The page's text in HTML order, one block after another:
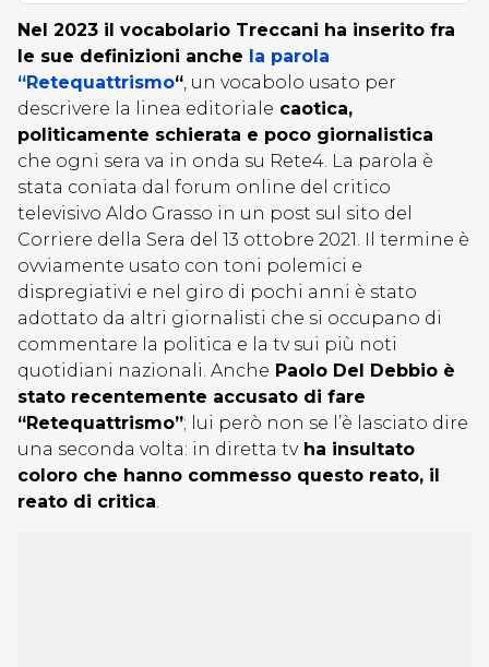
Nel 2023 il vocabolario Treccani ha inserito fra
le sue definizioni anche la parola
“Retequattrismo“, un vocabolo usato per
descrivere la linea editoriale caotica,
politicamente schierata e poco giornalistica
che ogni sera va in onda su Rete4. La parola è
stata coniata dal forum online del critico
televisivo Aldo Grasso in un post sul sito del
Corriere della Sera del 13 ottobre 2021. Il termine è
ovviamente usato con toni polemici e
dispregiativi e nel giro di pochi anni è stato
adottato da altri giornalisti che si occupano di
commentare la politica e la tv sui più noti
quotidiani nazionali. Anche Paolo Del Debbio è
stato recentemente accusato di fare
“Retequattrismo”; lui però non se l’è lasciato dire
una seconda volta: in diretta tvha insultato
coloro che hanno commesso questo reato, il
reato di critica.